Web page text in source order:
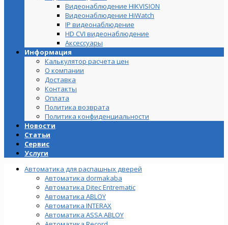
Видеонаблюдение HIKVISION
Видеонаблюдение HiWatch
IP видеонаблюдение
HD CVI видеонаблюдение
Аксессуары
Информация
Калькулятор расчета цен
О компании
Доставка
Контакты
Оплата
Политика возврата
Политика конфиденциальности
Новости
Статьи
Сервис
Услуги
Автоматика для распашных дверей
Автоматика dormakaba
Автоматика Ditec Entrematic
Автоматика ABLOY
Автоматика INTERAX
Автоматика ASSA ABLOY